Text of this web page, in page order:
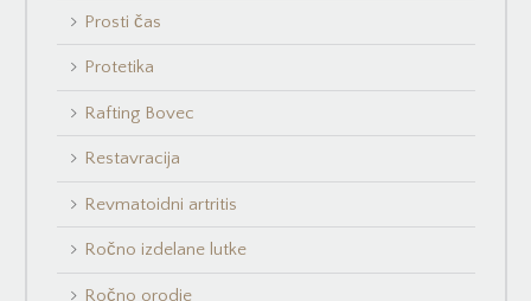
Prosti čas
Protetika
Rafting Bovec
Restavracija
Revmatoidni artritis
Ročno izdelane lutke
Ročno orodje